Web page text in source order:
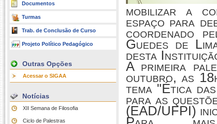
Documentos
Turmas
Trab. de Conclusão de Curso
Projeto Político Pedagógico
Outras Opções
Acessar o SIGAA
Notícias
XII Semana de Filosofia
Ciclo de Palestras
mobilizar a
espaço para
coordenado
Guedes de
desta
A primeira
outubro, as
tema "Ética
para as
(EAD/UFPI)